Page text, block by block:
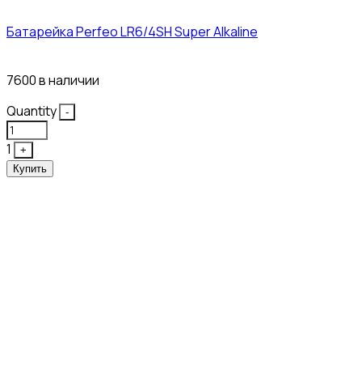
Батарейка Perfeo LR6/4SH Super Alkaline
7600 в наличии
Quantity
-
1
+
Купить